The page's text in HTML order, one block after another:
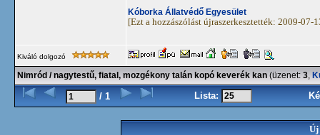
Kóborka Állatvédő Egyesület
[Ezt a hozzászólást újraszerkesztették: 2009-07-
Kiváló dolgozó
Nimród / nagytestű, fiatal, mozgékony talán kopó keverék kan (üzenet: 3,
/ 1 Lista:
Új